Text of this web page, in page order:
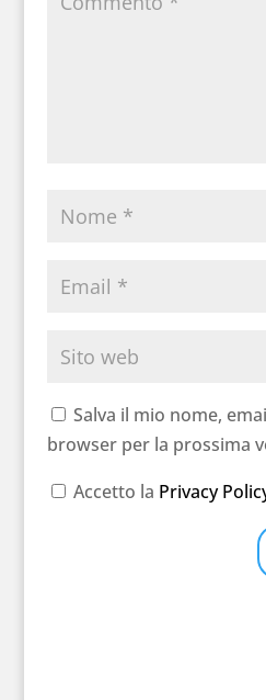
Salva il mio nome,
browser per la prossima
Accetto la Privacy